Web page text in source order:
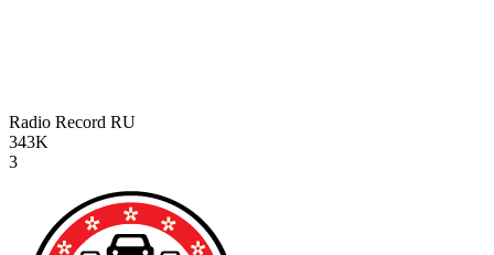
Radio Record RU
343K
3